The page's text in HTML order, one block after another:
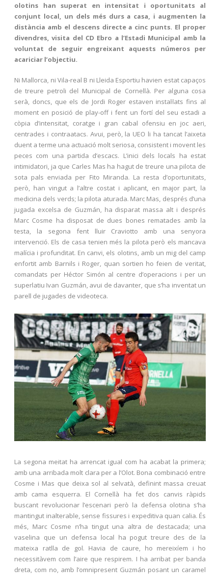
olotins han superat en intensitat i oportunitats al
conjunt local, un dels més durs a casa, i augmenten la
distància amb el descens directe a cinc punts. El proper
divendres, visita del CD Ebro a l’Estadi Municipal amb la
voluntat de seguir engreixant aquests números per
acariciar l’objectiu.
Ni Mallorca, ni Vila-real B ni Lleida Esportiu havien estat capaços
de treure petroli del Municipal de Cornellà. Per alguna cosa
serà, doncs, que els de Jordi Roger estaven instal·lats fins al
moment en posició de play-off i fent un fortí del seu estadi a
còpia d’intensitat, coratge i gran cabal ofensiu en joc aeri,
centrades i contraatacs. Avui, però, la UEO li ha tancat l’aixeta
duent a terme una actuació molt seriosa, consistent i movent les
peces com una partida d’escacs. L’inici dels locals ha estat
intimidatori, ja que Carles Mas ha hagut de treure una pilota de
sota pals enviada per Fito Miranda. La resta d’oportunitats,
però, han vingut a l’altre costat i aplicant, en major part, la
medicina dels verds; la pilota aturada. Marc Mas, després d’una
jugada excelsa de Guzmán, ha disparat massa alt i després
Marc Cosme ha disposat de dues bones rematades amb la
testa, la segona fent lluir Craviotto amb una senyora
intervenció. Els de casa tenien més la pilota però els mancava
malícia i profunditat. En canvi, els olotins, amb un mig del camp
enfortit amb Barnils i Roger, quan sortien ho feien de veritat,
comandats per Héctor Simón al centre d’operacions i per un
superlatiu Ivan Guzmán, avui de davanter, que s’ha inventat un
parell de jugades de videoteca.
La segona meitat ha arrencat igual com ha acabat la primera;
amb una arribada molt clara per a l’Olot. Bona combinació entre
Cosme i Mas que deixa sol al selvatà, definint massa creuat
amb cama esquerra. El Cornellà ha fet dos canvis ràpids
buscant revolucionar l’escenari però la defensa olotina s’ha
mantingut inalterable, sense fissures i expeditiva quan calia. És
més, Marc Cosme n’ha tingut una altra de destacada; una
vaselina que un defensa local ha pogut treure des de la
mateixa ratlla de gol. Havia de caure, ho mereixíem i ho
necessitàvem com l’aire que respirem. I ha arribat per banda
dreta, com no, amb l’omnipresent Guzmán posant un caramel